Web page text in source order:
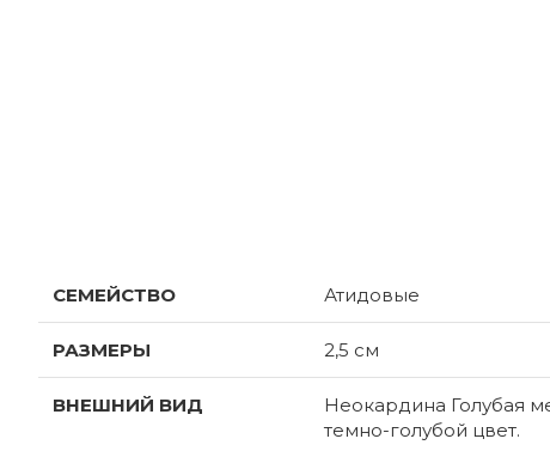
СЕМЕЙСТВО Атидовые
РАЗМЕРЫ 2,5 см
ВНЕШНИЙ ВИД
Неокардина Голубая
темно-голубой цвет.